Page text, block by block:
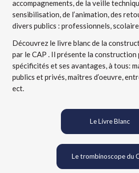
accompagnements, de la veille
sensibilisation, de l’animation, des
divers publics : professionnels,
Découvrez le livre blanc de la
par le CAP . Il présente la construction
spécificités et ses avantages, à tous:
publics et privés, maîtres d’oeuvre,
ect.
Le Livre Blanc
Le trombinoscope du